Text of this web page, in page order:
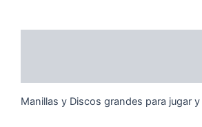
Manillas y Discos grandes para jugar